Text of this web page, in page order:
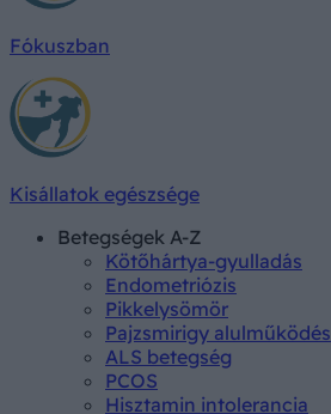
Fókuszban
Kisállatok egészsége
Betegségek A-Z
Kötőhártya-gyulladás
Endometriózis
Pikkelysömör
Pajzsmirigy alulműködés
ALS betegség
PCOS
Hisztamin intolerancia